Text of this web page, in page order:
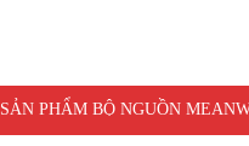
SẢN PHẨM BỘ NGUỒN